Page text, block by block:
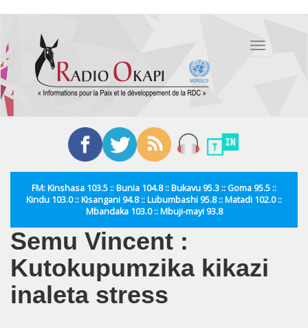
contenu
principal
Toggle
FM: Kinshasa 103.5 :: Bunia 104.8 :: Bukavu 95.3 :: Goma 95.5 ::
Kindu 103.0 :: Kisangani 94.8 :: Lubumbashi 95.8 :: Matadi 102.0 ::
Mbandaka 103.0 :: Mbuji-mayi 93.8
Semu Vincent :
Kutokupumzika kikazi
inaleta stress